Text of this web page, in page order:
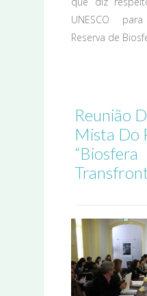
UNESCO
Reserva de
Reunião
Mista Do
“Biosfera